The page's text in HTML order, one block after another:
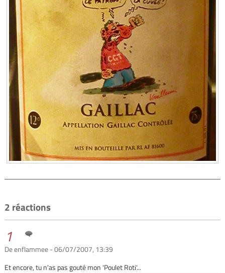
2 réactions
1
De enflammee - 06/07/2007, 13:39
Et encore, tu n'as pas gouté mon 'Poulet Roti'...